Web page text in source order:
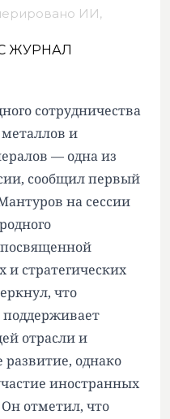
ИИ,
ЖУРНАЛ
сотрудничества
и
— одна из
сообщил первый
на сессии
и стратегических
что
поддерживает
отрасли и
развитие, однако
иностранных
отметил, что